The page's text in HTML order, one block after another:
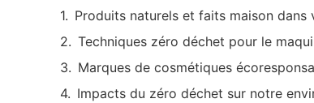
Produits naturels et faits maison dans
Techniques zéro déchet pour le
Marques de cosmétiques
Impacts du zéro déchet sur notre